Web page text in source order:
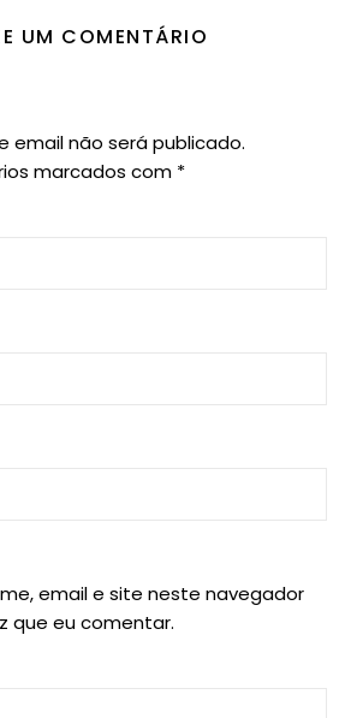
UM COMENTÁRIO
email não será publicado.
marcados com *
email e site neste navegador
que eu comentar.